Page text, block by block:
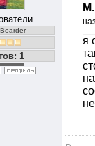
1
я